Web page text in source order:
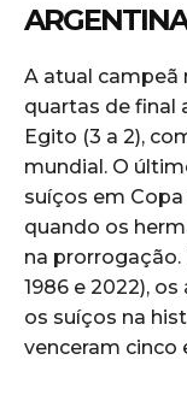
A atual campeã
quartas de final
Egito (3 a 2),
mundial. O
suíços em Copa
quando os
na prorrogação.
1986 e 2022),
os suíços na
venceram cinco